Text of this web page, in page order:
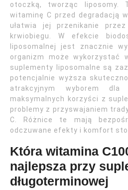
otoczką, tworząc liposomy.
witaminę C przed degradacją
ułatwia jej przenikanie
krwiobiegu. W efekcie
liposomalnej jest znacznie
organizm może wykorzystać
suplementy liposomalne są
potencjalnie wyższa
atrakcyjnym wyborem dla
maksymalnych korzyści z
problemy z przyswajaniem
C. Różnice te mają
odczuwane efekty i komfort
Która witamina
najlepsza przy
długoterminowej